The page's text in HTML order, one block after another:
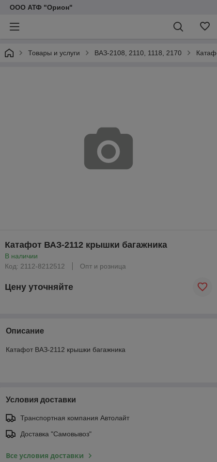
ООО АТФ "Орион"
Товары и услуги ВАЗ-2108, 2110, 1118, 2170
Катафот ВАЗ-2112 крышки багажника
В наличии
Код: 2112-8212512
Опт и розница
Цену уточняйте
Описание
Катафот ВАЗ-2112 крышки багажника
Условия доставки
Транспортная компания Автолайт
Доставка "Самовывоз"
Все условия доставки